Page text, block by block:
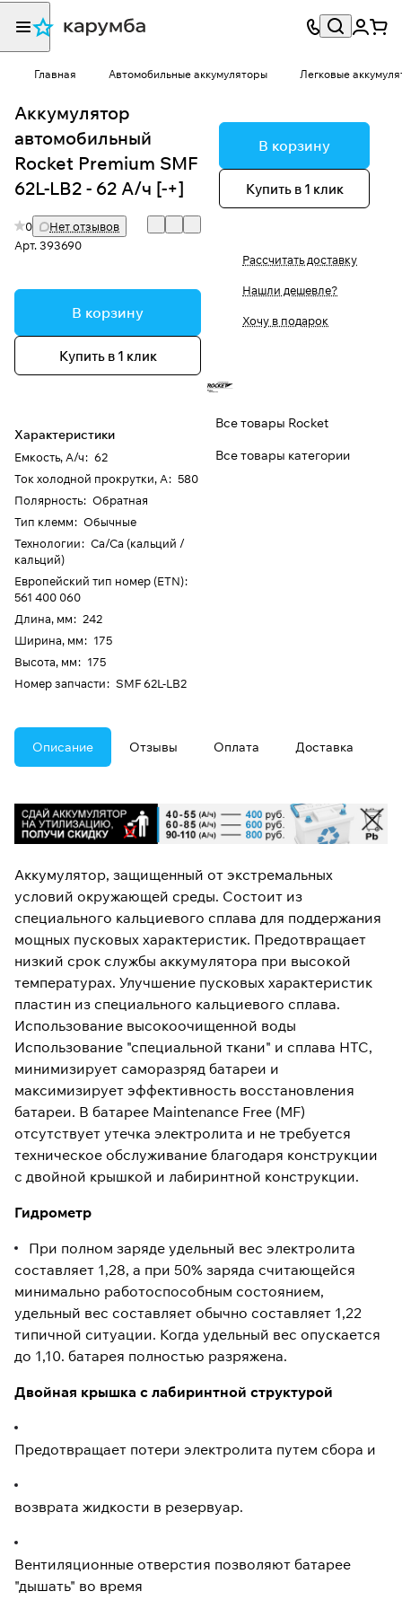
Главная Автомобильные аккумуляторы Легковые
Аккумулятор
автомобильный
Rocket Premium SMF
62L-LB2 - 62 А/ч [-+]
0
Нет отзывов
Арт.393690
В корзину
Купить в 1 клик
Характеристики
Емкость, А/ч: 62
Ток холодной прокрутки, А: 580
Полярность: Обратная
Тип клемм: Обычные
Технологии: Ca/Ca (кальций /
кальций)
Европейский тип номер (ETN):
561 400 060
Длина, мм: 242
Ширина, мм: 175
Высота, мм: 175
Номер запчасти: SMF 62L-LB2
В корзину
Купить в 1 клик
Рассчитать доставку
Нашли дешевле?
Хочу в подарок
Все товары Rocket
Все товары категории
Описание Отзывы Оплата Доставка
Аккумулятор, защищенный от экстремальных
условий окружающей среды. Состоит из
специального кальциевого сплава для поддержания
мощных пусковых характеристик. Предотвращает
низкий срок службы аккумулятора при высокой
температурах. Улучшение пусковых характеристик
пластин из специального кальциевого сплава.
Использование высокоочищенной воды
Использование "специальной ткани" и сплава HTC,
минимизирует саморазряд батареи и
максимизирует эффективность восстановления
батареи. В батарее Maintenance Free (MF)
отсутствует утечка электролита и не требуется
техническое обслуживание благодаря конструкции
с двойной крышкой и лабиринтной конструкции.
Гидрометр
При полном заряде удельный вес электролита
составляет 1,28, а при 50% заряда считающейся
минимально работоспособным состоянием,
удельный вес составляет обычно составляет 1,22
типичной ситуации. Когда удельный вес опускается
до 1,10. батарея полностью разряжена.
Двойная крышка с лабиринтной структурой
Предотвращает потери электролита путем сбора и
возврата жидкости в резервуар.
Вентиляционные отверстия позволяют батарее
"дышать" во время